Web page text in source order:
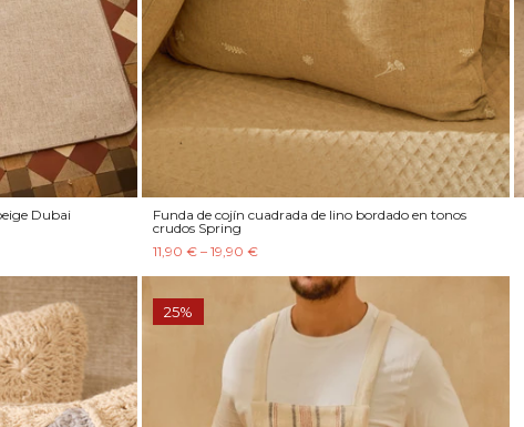
Dubai
Funda de cojín cuadrada de lino bordado en tonos
crudos Spring
11,90 € – 19,90 €
25%